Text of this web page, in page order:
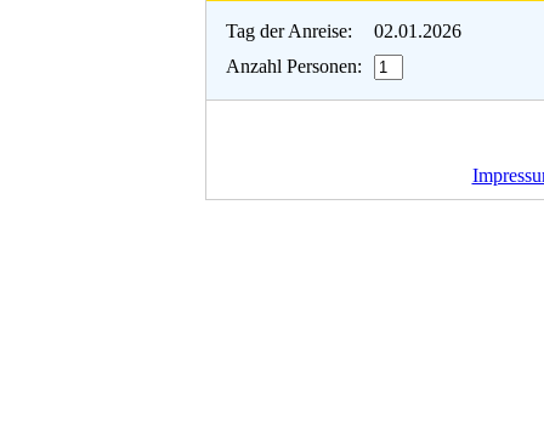
Tag der Anreise:
02.01.2026
Anzahl Personen: